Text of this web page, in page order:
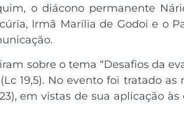
o diácono permanente
Irmã Marília de Godoi e o
sobre o tema “Desafios da
19,5). No evento foi tratado as
em vistas de sua aplicação